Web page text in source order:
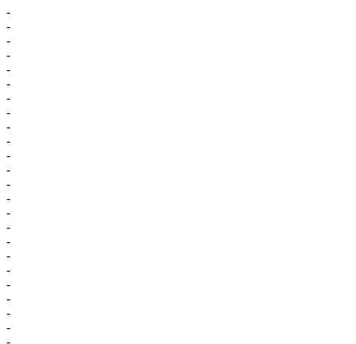
-
-
-
-
-
-
-
-
-
-
-
-
-
-
-
-
-
-
-
-
-
-
-
-